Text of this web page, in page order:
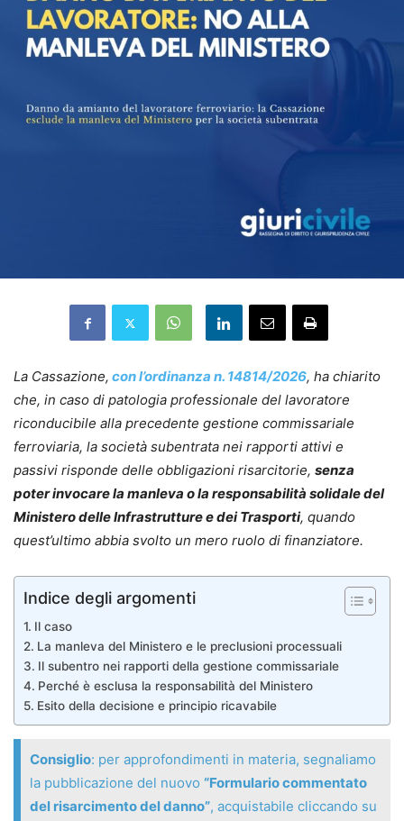
La Cassazione, con l’ordinanza n. 14814/2026, ha chiarito
che, in caso di patologia professionale del lavoratore
riconducibile alla precedente gestione commissariale
ferroviaria, la società subentrata nei rapporti attivi e
passivi risponde delle obbligazioni risarcitorie, senza
poter invocare la manleva o la responsabilità solidale del
Ministero delle Infrastrutture e dei Trasporti, quando
quest’ultimo abbia svolto un mero ruolo di finanziatore.
Indice degli argomenti
Il caso
La manleva del Ministero e le preclusioni processuali
Il subentro nei rapporti della gestione commissariale
Perché è esclusa la responsabilità del Ministero
Esito della decisione e principio ricavabile
Consiglio: per approfondimenti in materia, segnaliamo
la pubblicazione del nuovo “Formulario commentato
del risarcimento del danno”, acquistabile cliccando su